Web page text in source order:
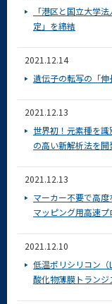
「港区と国立大学
定」を締結
2021.12.14
遺伝子の転写の「
2021.12.13
世界初！元素種を
の高い新解析法を開
2021.12.13
マーカー不要で高
マッピング用高速
2021.12.10
低温ポリシリコン（
酸化物薄膜トランジ